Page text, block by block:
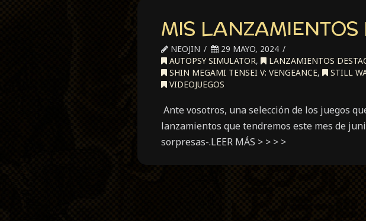
MIS
NEOJIN
29 MAYO, 2024
AUTOPSY SIMULATOR, LANZAMIENTOS
SHIN MEGAMI TENSEI V: VENGEANCE, STILL
VIDEOJUEGOS
Ante vosotros, una selección de los juegos
lanzamientos que tendremos este mes de
sorpresas-.LEER MÁS > > > >